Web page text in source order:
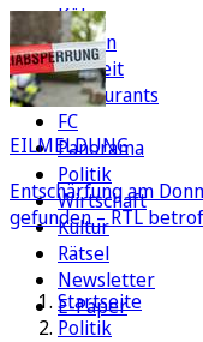
Köln
Region
Freizeit
Restaurants
FC
Panorama
Politik
Wirtschaft
Kultur
Rätsel
Newsletter
E-Paper
EILMELDUNG
Entschärfung am
gefunden – RTL
Startseite
Politik